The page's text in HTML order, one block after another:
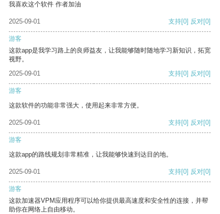
我喜欢这个软件 作者加油
2025-09-01 支持[0] 反对[0]
游客
这款app是我学习路上的良师益友，让我能够随时随地学习新知识，拓宽
视野。
2025-09-01
支持[0] 反对[0]
游客
这款软件的功能非常强大，使用起来非常方便。
2025-09-01 支持[0] 反对[0]
游客
这款app的路线规划非常精准，让我能够快速到达目的地。
2025-09-01 支持[0] 反对[0]
游客
这款加速器VPM应用程序可以给你提供最高速度和安全性的连接，并帮
助你在网络上自由移动。